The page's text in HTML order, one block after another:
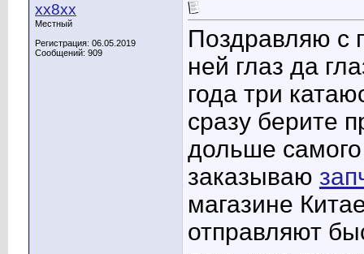
хх8хх
Местный
Регистрация: 06.05.2019
Сообщений: 909
Поздравляю с
ней глаз да
года три
сразу берите
дольше
заказываю
магазине
отправляют